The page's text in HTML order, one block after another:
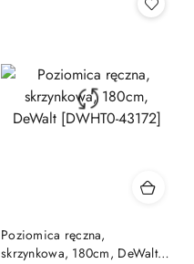
Poziomica ręczna,
skrzynkowa, 180cm, DeWalt